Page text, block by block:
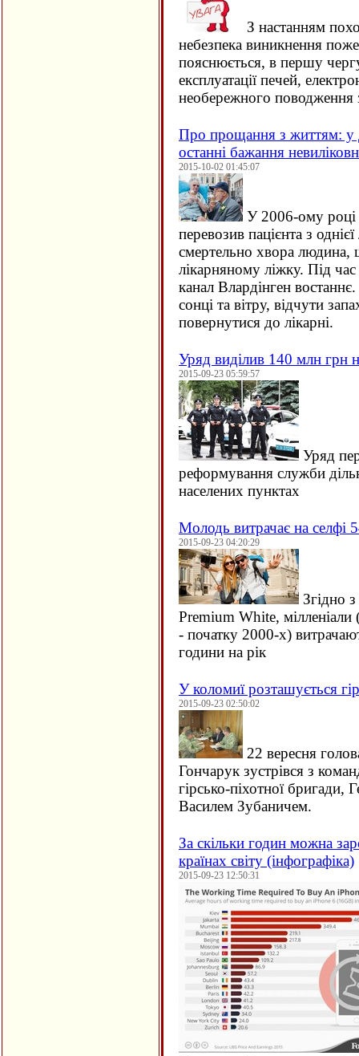
З настанням
небезпека виникнення
пояснюється, в першу
експлуатації печей,
необережного поводження
Про прощання з життям: у
останні бажання
2015-10-02 01:45:07
У 2006-ому році
перевозив пацієнта з
смертельно хвора людина,
лікарняному ліжку. Під
канал Влардінген
сонці та вітру, відчути
повернутися до лікарні.
Уряд виділив 140 млн грн
2015-09-23 05:59:57
Уряд
реформування служби
населених пунктах
Молодь витрачає на селфі
2015-09-23 04:20:29
Згідно
Premium White,
- початку 2000-х)
години на рік
У коломиї розташується
2015-09-23 02:50:02
22 вересня
Гончарук зустрівся з
гірсько-піхотної бригади,
Василем Зубаничем.
За скільки годин можна
країнах світу (інфографіка)
2015-09-23 12:50:31